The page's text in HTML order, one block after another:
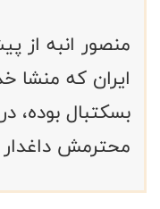
منصور انبه از
ایران که منشا
بسکتبال
محترمش